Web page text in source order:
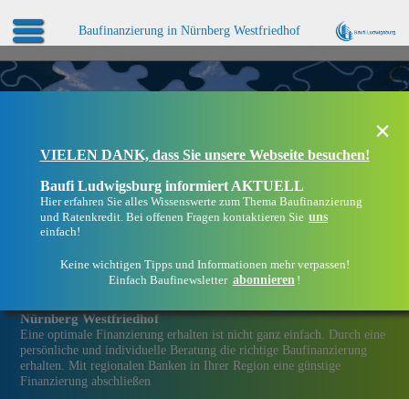
Baufinanzierung in Nürnberg Westfriedhof
Nürnberg Westfriedhof
Eine optimale Finanzierung erhalten ist nicht ganz einfach. Durch eine
persönliche und individuelle Beratung die richtige Baufinanzierung
erhalten. Mit regionalen Banken in Ihrer Region eine günstige
Finanzierung abschließen
×
VIELEN DANK, dass Sie unsere Webseite besuchen!
Baufi Ludwigsburg informiert AKTUELL
Hier erfahren Sie alles Wissenswerte zum Thema Baufinanzierung
und Ratenkredit. Bei offenen Fragen kontaktieren Sie uns
einfach!
Keine wichtigen Tipps und Informationen mehr verpassen!
Einfach Baufinewsletter abonnieren !